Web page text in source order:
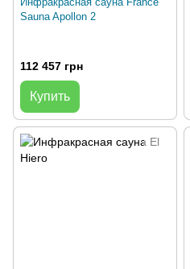
Sauna Apollon 2
112 457 грн
Купить